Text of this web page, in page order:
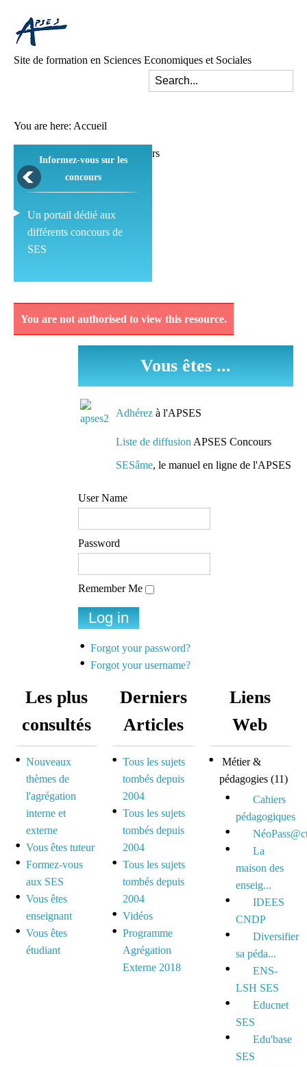
Site de formation en Sciences Economiques et Sociales
You are here: Accueil
Informez-vous sur les
concours
Un portail dédié aux
différents concours de
SES
Découvrez et analysez
mises en oeuvre dans les
des conseils de lecture
diffusion
Une liste de diffusion
dédiée à la préparation
des concours pour
Espace dédié aux tuteurs
et formateurs
Espace réservé pour
mutualiser ses outils,
idées et questionnements
You are not authorised to view this resource.
Vous êtes ...
Adhérez à l'APSES
Liste de diffusion APSES Concours
SESâme, le manuel en ligne de l'APSES
User Name
Password
Remember Me
Forgot your password?
Forgot your username?
Les plus
consultés
Nouveaux
thèmes de
l'agrégation
interne et
externe
Vous êtes tuteur
Formez-vous
aux SES
Vous êtes
enseignant
Vous êtes
étudiant
Derniers
Articles
Tous les sujets
tombés depuis
2004
Tous les sujets
tombés depuis
2004
Tous les sujets
tombés depuis
2004
Vidéos
Programme
Agrégation
Externe 2018
Liens
Web
Métier &
pédagogies (11)
Cahiers
pédagogiques
La
maison des
enseig...
IDEES
CNDP
Diversifier
sa péda...
ENS-
LSH SES
Educnet
SES
Edu'base
SES